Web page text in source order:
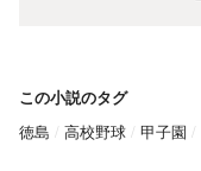
この小説のタグ
徳島
高校野球 甲子園